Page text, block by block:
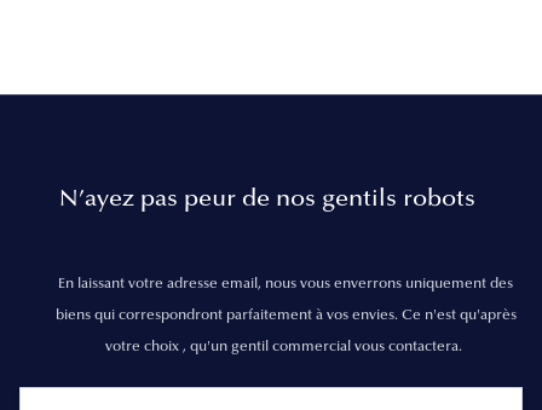
N’ayez pas peur de nos gentils robots
En laissant votre adresse email, nous vous enverrons uniquement des
biens qui correspondront parfaitement à vos envies. Ce n'est qu'après
votre choix , qu'un gentil commercial vous contactera.